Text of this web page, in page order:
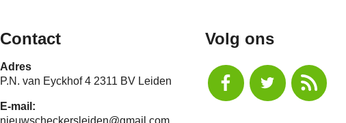
Contact
Adres
P.N. van Eyckhof 4 2311 BV Leiden
E-mail:
nieuwscheckersleiden@gmail.com
Volg ons